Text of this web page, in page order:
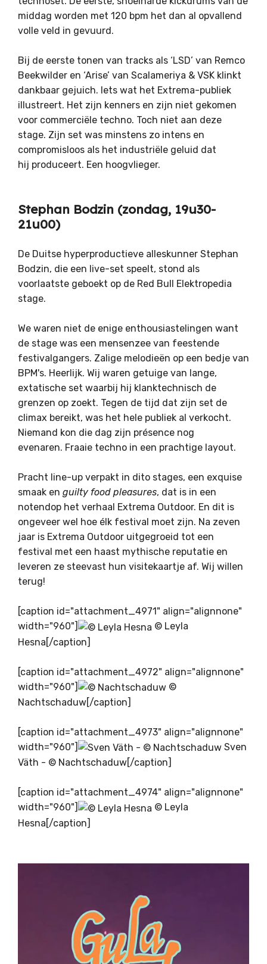
middag worden met 120 bpm het dan al opvallend
volle veld in gevuurd.
Bij de eerste tonen van tracks als ‘LSD’ van Remco
Beekwilder en ‘Arise’ van Scalameriya & VSK klinkt
dankbaar gejuich. Iets wat het Extrema-publiek
illustreert. Het zijn kenners en zijn niet gekomen
voor commerciële techno. Toch niet aan deze
stage. Zijn set was minstens zo intens en
compromisloos als het industriële geluid dat
hij produceert. Een hoogvlieger.
Stephan Bodzin (zondag, 19u30-
21u00)
De Duitse hyperproductieve alleskunner Stephan
Bodzin, die een live-set speelt, stond als
voorlaatste geboekt op de Red Bull Elektropedia
stage.
We waren niet de enige enthousiastelingen want
de stage was een mensenzee van feestende
festivalgangers. Zalige melodieën op een bedje van
BPM's. Heerlijk. Wij waren getuige van lange,
extatische set waarbij hij klanktechnisch de
grenzen op zoekt. Tegen de tijd dat zijn set de
climax bereikt, was het hele publiek al verkocht.
Niemand kon die dag zijn présence nog
evenaren. Fraaie techno in een prachtige layout.
Pracht line-up verpakt in dito stages, een exquise
smaak en guilty food pleasures, dat is in een
notendop het verhaal Extrema Outdoor. En dit is
ongeveer wel hoe élk festival moet zijn. Na zeven
jaar is Extrema Outdoor uitgegroeid tot een
festival met een haast mythische reputatie en
leveren ze steevast hun visitekaartje af. Wij willen
terug!
[caption id="attachment_4971" align="alignnone"
width="960"]
© Leyla
Hesna[/caption]
[caption id="attachment_4972" align="alignnone"
width="960"]
©
Nachtschaduw[/caption]
[caption id="attachment_4973" align="alignnone"
width="960"]
Sven
Väth - © Nachtschaduw[/caption]
[caption id="attachment_4974" align="alignnone"
width="960"]
© Leyla
Hesna[/caption]